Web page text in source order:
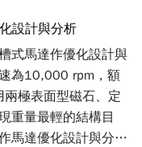
設計與分析
式馬達作優化設計與
為10,000 rpm，額
極表面型磁石、定
重量最輕的結構目
馬達優化設計與分